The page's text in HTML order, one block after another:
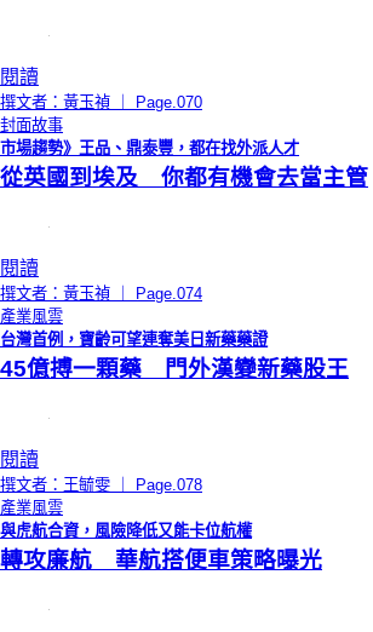
閱讀
撰文者：黃玉禎 ｜ Page.070
封面故事
市場趨勢》王品、鼎泰豐，都在找外派人才
從英國到埃及 你都有機會去當主管
閱讀
撰文者：黃玉禎 ｜ Page.074
產業風雲
台灣首例，寶齡可望連奪美日新藥藥證
45億搏一顆藥 門外漢變新藥股王
閱讀
撰文者：王毓雯 ｜ Page.078
產業風雲
與虎航合資，風險降低又能卡位航權
轉攻廉航 華航搭便車策略曝光